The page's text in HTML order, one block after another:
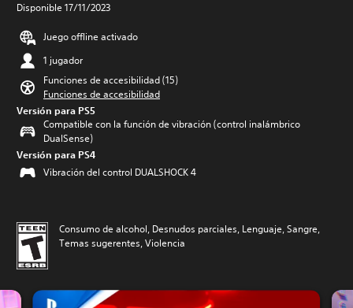
Disponible 17/11/2023
Juego offline activado
1 jugador
Funciones de accesibilidad (15)
Funciones de accesibilidad
Versión para PS5
Compatible con la función de vibración (control inalámbrico
DualSense)
Versión para PS4
Vibración del control DUALSHOCK 4
Consumo de alcohol, Desnudos parciales, Lenguaje, Sangre,
Temas sugerentes, Violencia